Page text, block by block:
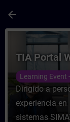
arrow_back
Course -
TIA Portal
Learning Event
Dirigido a
experiencia en
sistemas